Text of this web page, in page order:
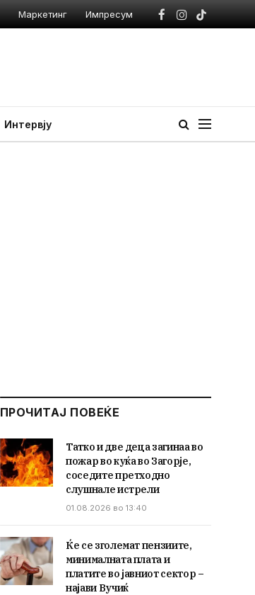
Маркетинг Импресум
Facebook
Instagram
TikTok
Интервју
ПРОЧИТАЈ ПОВЕЌЕ
Татко и две деца загинаа во
пожар во куќа во Загорје,
соседите претходно
слушнале истрели
01.08.2026 во 13:40
Ќе се зголемат пензиите,
минималната плата и
платите во јавниот сектор –
најави Вучиќ